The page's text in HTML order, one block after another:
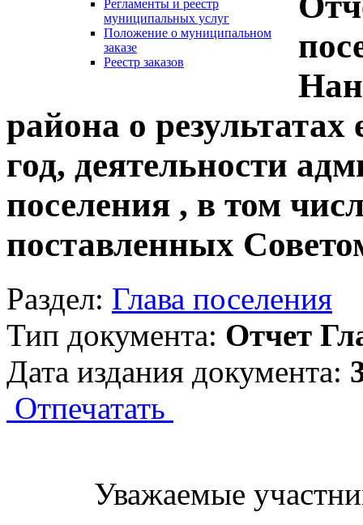
Регламенты и реестр
муниципальных услуг
Положение о муниципальном
заказе
Реестр заказов
района о результатах
год, деятельности
поселения , в том
поставленных
Раздел: Глава поселения
Тип документа: Отчет
Дата издания документа:
Отпечатать
Уважаемые